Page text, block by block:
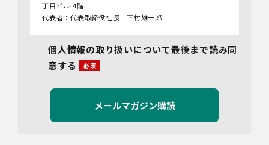
丁目ビル 4階
代表者：代表取締役社長 下村雄一郎
管理者名：管理部長
連絡先：info@bywill.co.jp
3.利用目的
当社で取り扱う個人情報（個人情報保護法第2条第1項によ
り定義された「個人情報」をいい、以下同様とします。）
の利用目的は以下のとおりです。個人情報の提供は任意で
個人情報の取り扱いについて最後まで読み同
意する